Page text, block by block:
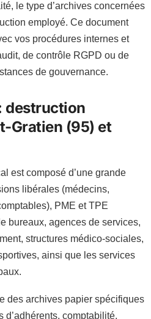
le type d’archives concernées
employé. Ce document
vos procédures internes et
de contrôle RGPD ou de
de gouvernance.
destruction
Gratien (95) et
est composé d’une grande
libérales (médecins,
PME et TPE
bureaux, agences de services,
structures médico-sociales,
ainsi que les services
des archives papier spécifiques
d’adhérents, comptabilité,